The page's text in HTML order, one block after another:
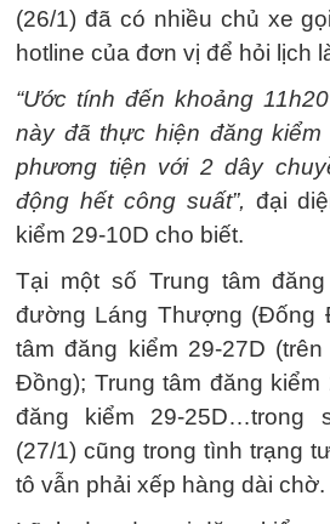
(26/1) đã có nhiều chủ xe
hotline của đơn vị để hỏi lịch
“Ước tính đến khoảng
này đã thực hiện đăng
phương tiện với 2 dây
động hết công suất”, đại
kiểm 29-10D cho biết.
Tại một số Trung tâm
đường Láng Thượng (Đống
tâm đăng kiểm 29-27D
Đồng); Trung tâm đăng kiểm
đăng kiểm 29-25D…trong
(27/1) cũng trong tình trạng
tô vẫn phải xếp hàng dài chờ.